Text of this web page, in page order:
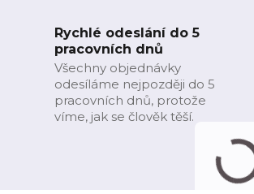
Rychlé odeslání do 5
pracovních dnů
Všechny objednávky
odesíláme nejpozději do 5
pracovních dnů, protože
víme, jak se člověk těší.